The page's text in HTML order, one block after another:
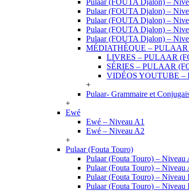
Pulaar (FOUTA Djalon) –
Pulaar (FOUTA Djalon) –
Pulaar (FOUTA Djalon) –
Pulaar (FOUTA Djalon) –
Pulaar (FOUTA Djalon) –
MÉDIATHÈQUE –
LIVRES – PULAAR
SÉRIES – PULAAR
VIDÉOS YOUTUBE –
+
Pulaar- Grammaire et
+
Ewé
Ewé – Niveau A1
Ewé – Niveau A2
+
Pulaar (Fouta Touro)
Pulaar (Fouta Touro) – Niveau
Pulaar (Fouta Touro) – Niveau
Pulaar (Fouta Touro) – Niveau
Pulaar (Fouta Touro) – Niveau